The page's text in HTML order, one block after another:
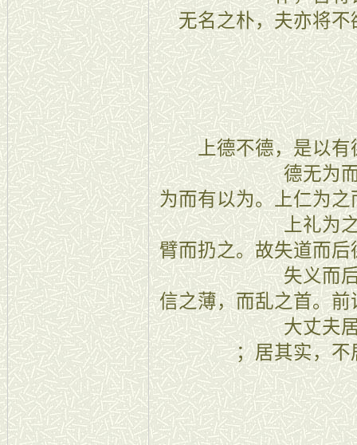
无名之朴，夫亦将
三十
上德不德，是以有德
德无为
为而有以为。上仁为
上礼为
臂而扔之。故失道而
失义而
信之薄，而乱之首。
大丈夫
；居其实，不
三十